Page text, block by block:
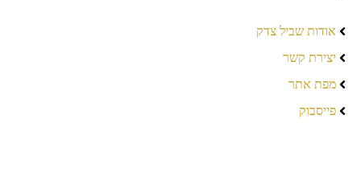
אודות שביל צדק
יצירת קשר
מפת אתר
פייסבוק